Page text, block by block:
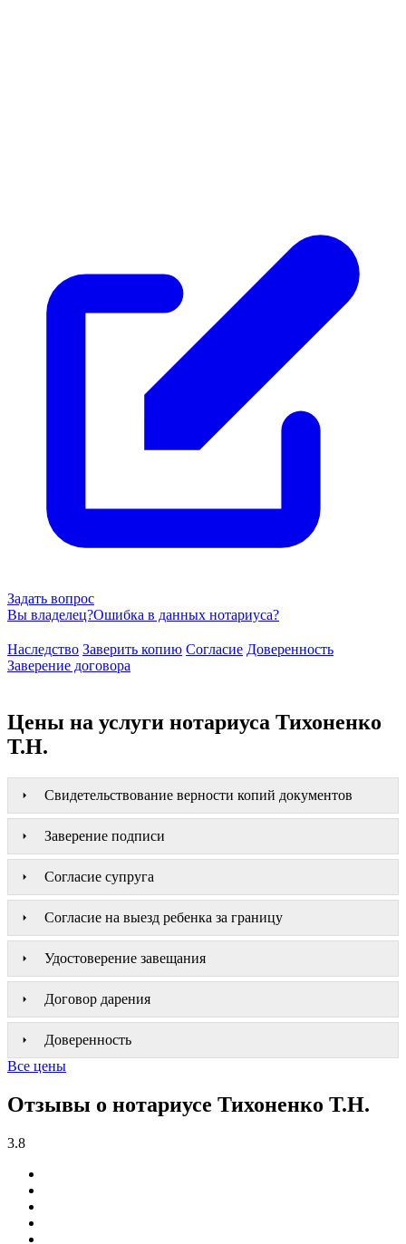
Задать вопрос
Вы владелец?Ошибка в данных нотариуса?
Наследство Заверить копию Согласие Доверенность
Заверение договора
Цены на услуги нотариуса Тихоненко
Т.Н.
Свидетельствование верности копий документов
Заверение подписи
Согласие супруга
Согласие на выезд ребенка за границу
Удостоверение завещания
Договор дарения
Доверенность
Все цены
Отзывы о нотариусе Тихоненко Т.Н.
3.8